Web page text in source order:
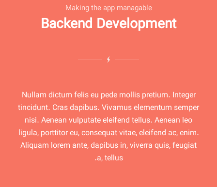
Making the app managable
Backend Development
Nullam dictum felis eu pede mollis pretium. Integer
tincidunt. Cras dapibus. Vivamus elementum semper
nisi. Aenean vulputate eleifend tellus. Aenean leo
ligula, porttitor eu, consequat vitae, eleifend ac, enim.
Aliquam lorem ante, dapibus in, viverra quis, feugiat
a, tellus.